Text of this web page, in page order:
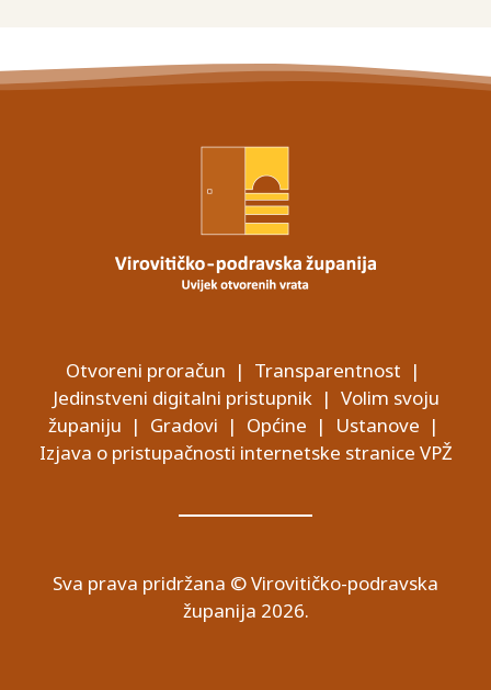
Otvoreni proračun | Transparentnost |
Jedinstveni digitalni pristupnik| Volim svoju
županiju | Gradovi | Općine | Ustanove |
Izjava o pristupačnosti internetske stranice VPŽ
Sva prava pridržana © Virovitičko-podravska
županija 2026.